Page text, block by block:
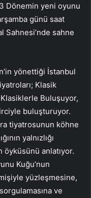
Dönemin yeni oyunu
günü saat
Sahnesi’nde sahne
yönettiği İstanbul
Klasik
Buluşuyor,
buluşturuyor.
tiyatrosunun köhne
yalnızlığı
öyküsünü anlatıyor.
Kuğu’nun
yüzleşmesine,
sorgulamasına ve